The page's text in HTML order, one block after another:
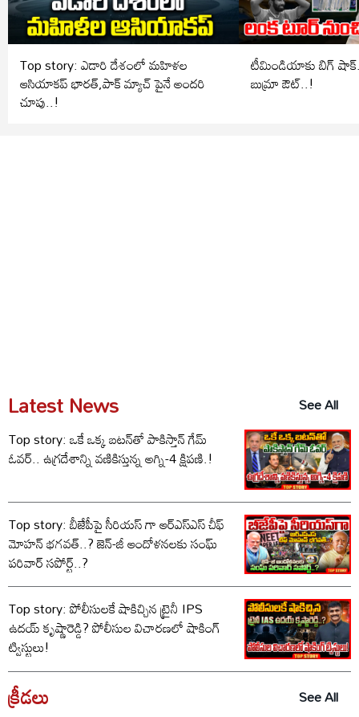
Top story: ఎడారి దేశంలో మహిళల
ఆసియాకప్ భారత్,పాక్ మ్యాచ్ పైనే అందరి
చూపు..!
టీమిండియాకు బిగ్ షాక్.. లంక టూర్
బుమ్రా ఔట్..!
Latest News
See All
Top story: ఒకే ఒక్క బటన్‌తో పాకిస్తాన్ గేమ్
ఓవర్.. ఉగ్రదేశాన్ని వణికిస్తున్న అగ్ని-4 క్షిపణి.!
Top story: బీజేపీపై సీరియస్ గా ఆర్‌ఎస్‌ఎస్ చీఫ్
మోహన్ భగవత్..? జెన్-జీ ఆందోళనలకు సంఘ్
పరివార్ సపోర్ట్..?
Top story: పోలీసులకే షాకిచ్చిన ట్రైనీ IPS
ఉదయ్ కృష్ణారెడ్డి? పోలీసుల విచారణలో షాకింగ్
ట్విస్టులు!
క్రీడలు
See All